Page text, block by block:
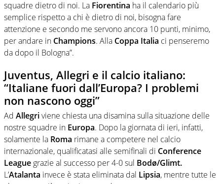
squadre dietro di noi. La Fiorentina ha il calendario più
semplice rispetto a chi è dietro di noi, bisogna fare
attenzione e secondo me servono ancora 10 punti, minimo,
per andare in Champions. Alla Coppa Italia ci penseremo
da dopo il Bologna”.
Juventus, Allegri e il calcio italiano:
“Italiane fuori dall’Europa? I problemi
non nascono oggi”
Ad Allegriviene chiesta una disamina sulla situazione delle
nostre squadre in Europa. Dopo la giornata di ieri, infatti,
solamente la Roma rimane a competere nel calcio
internazionale, qualificatasi alle semifinali di Conference
League grazie al successo per 4-0 sul Bodø/Glimt.
L’Atalanta invece è stata eliminata dal Lipsia, mentre tutte le